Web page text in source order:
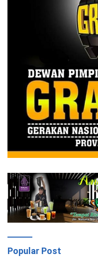
Popular Post